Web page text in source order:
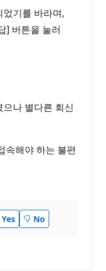
기를 바라며,
] 버튼을 눌러
나 별다른 회신
속해야 하는 불편
Yes No